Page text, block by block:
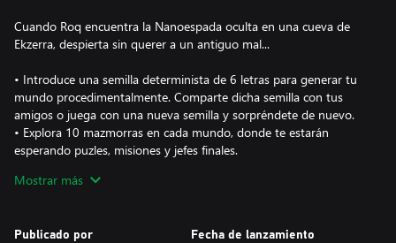
Cuando Roq encuentra la Nanoespada oculta en una cueva de
Ekzerra, despierta sin querer a un antiguo mal...
• Introduce una semilla determinista de 6 letras para generar tu
mundo procedimentalmente. Comparte dicha semilla con tus
amigos o juega con una nueva semilla y sorpréndete de nuevo.
• Explora 10 mazmorras en cada mundo, donde te estarán
esperando puzles, misiones y jefes finales.
Combínalos para crear armas nuevas.
Mostrar más
Publicado por Fecha de lanzamiento